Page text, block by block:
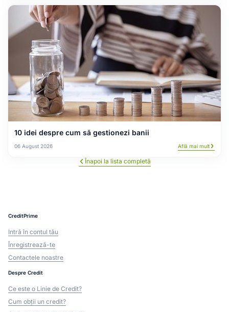
10 idei despre cum să gestionezi banii
06 August 2026 Află mai mult
Înapoi la lista completă
CreditPrime
Intră în contul tău
Înregistrează-te
Contactele noastre
Despre Credit
Ce este o Linie de Credit?
Cum obții un credit?